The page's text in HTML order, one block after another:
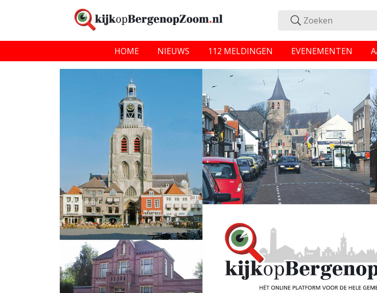
HOME NIEUWS 112 MELDINGEN EVENEMENTEN